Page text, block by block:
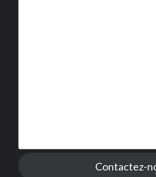
Contactez-